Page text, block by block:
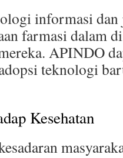
informasi
farmasi dalam
APINDO
teknologi
Kesehatan